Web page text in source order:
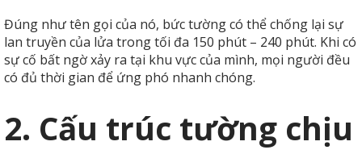
Đúng như tên gọi của nó, bức tường có thể chống lại sự
lan truyền của lửa trong tối đa 150 phút – 240 phút. Khi có
sự cố bất ngờ xảy ra tại khu vực của mình, mọi người đều
có đủ thời gian để ứng phó nhanh chóng.
2. Cấu trúc tường chịu